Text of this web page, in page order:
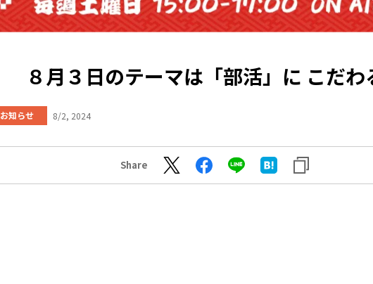
８月３日のテーマは「部活」に こだわ
お知らせ 8/2, 2024
Share